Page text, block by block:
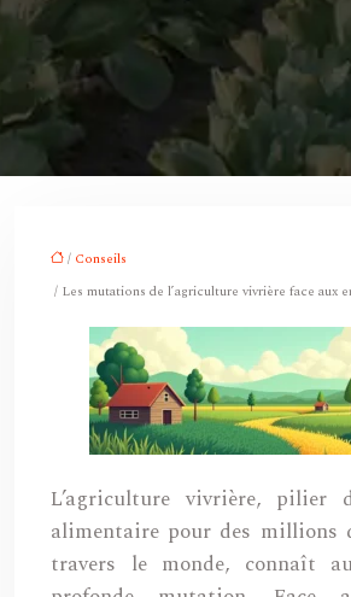
/ Conseils
/ Les mutations de l’agriculture vivrière face aux
L’agriculture vivrière, pilier
alimentaire pour des millions
travers le monde, connaît